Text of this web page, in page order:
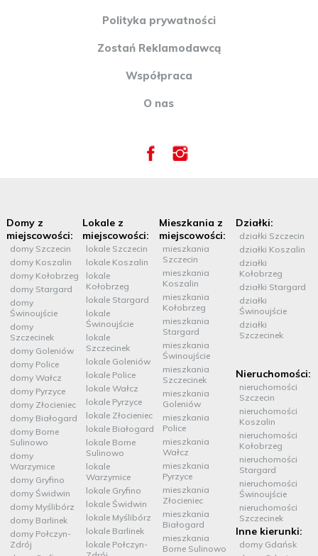
Polityka prywatności
Zostań Reklamodawcą
Współpraca
O nas
Domy z
miejscowości:
domy Szczecin
domy Koszalin
domy Kołobrzeg
domy Stargard
domy
Świnoujście
domy
Szczecinek
domy Goleniów
domy Police
domy Wałcz
domy Pyrzyce
domy Złocieniec
domy Białogard
domy Borne
Sulinowo
domy
Warzymice
domy Gryfino
domy Świdwin
domy Myślibórz
domy Barlinek
domy Połczyn-
Zdrój
Lokale z
miejscowości:
lokale Szczecin
lokale Koszalin
lokale
Kołobrzeg
lokale Stargard
lokale
Świnoujście
lokale
Szczecinek
lokale Goleniów
lokale Police
lokale Wałcz
lokale Pyrzyce
lokale Złocieniec
lokale Białogard
lokale Borne
Sulinowo
lokale
Warzymice
lokale Gryfino
lokale Świdwin
lokale Myślibórz
lokale Barlinek
lokale Połczyn-
Mieszkania z
miejscowości:
mieszkania
Szczecin
mieszkania
Koszalin
mieszkania
Kołobrzeg
mieszkania
Stargard
mieszkania
Świnoujście
mieszkania
Szczecinek
mieszkania
Goleniów
mieszkania
Police
mieszkania
Wałcz
mieszkania
Pyrzyce
mieszkania
Złocieniec
mieszkania
Białogard
mieszkania
Borne Sulinowo
Działki:
działki Szczecin
działki Koszalin
działki
Kołobrzeg
działki Stargard
działki
Świnoujście
działki
Szczecinek
Nieruchomości:
nieruchomości
Szczecin
nieruchomości
Koszalin
nieruchomości
Kołobrzeg
nieruchomości
Stargard
nieruchomości
Świnoujście
nieruchomości
Szczecinek
Inne kierunki:
domy Gdańsk